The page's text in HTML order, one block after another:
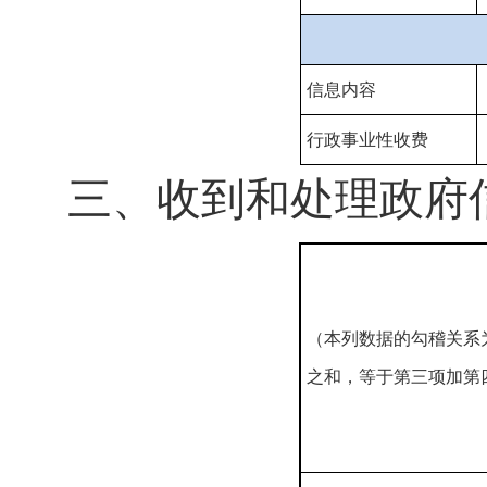
信息内容
行政事业性收费
三、收到和处理政
（本列数据的勾稽关
之和，等于第三项加第